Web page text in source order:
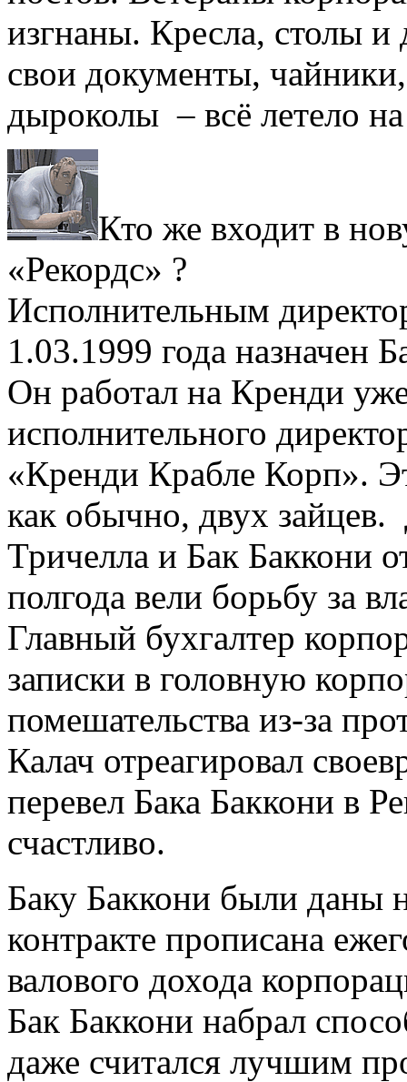
изгнаны. Кресла, столы
свои документы,
дыроколы – всё летело на
Кто же входит в
«Рекордс» ?
Исполнительным
1.03.1999 года назначен
Он работал на Кренди уже
исполнительного
«Кренди Крабле Корп».
как обычно, двух
Тричелла и Бак Баккони
полгода вели борьбу за
Главный бухгалтер
записки в головную
помешательства из-за
Калач отреагировал
перевел Бака Баккони в
счастливо.
Баку Баккони были даны
контракте прописана
валового дохода
Бак Баккони набрал
даже считался лучшим